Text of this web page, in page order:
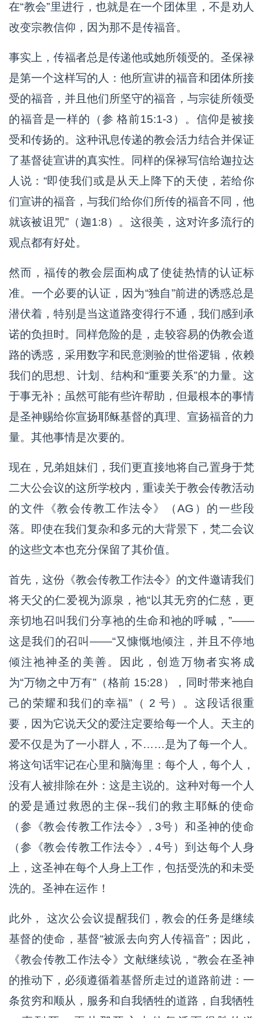
在“教会”里进行，也就是在一个团体里，不是劝人
改变宗教信仰，因为那不是传福音。
事实上，传福者总是传递他或她所领受的。圣保禄
是第一个这样写的人：他所宣讲的福音和团体所接
受的福音，并且他们所坚守的福音，与宗徒所领受
的福音是一样的（参 格前15:1-3）。信仰是被接
受和传扬的。这种讯息传递的教会活力结合并保证
了基督徒宣讲的真实性。同样的保禄写信给迦拉达
人说：“即使我们或是从天上降下的天使，若给你
们宣讲的福音，与我们给你们所传的福音不同，他
就该被诅咒”（迦1:8）。这很美，这对许多流行的
观点都有好处。
然而，福传的教会层面构成了使徒热情的认证标
准。一个必要的认证，因为“独自”前进的诱惑总是
潜伏着，特别是当这道路变得行不通，我们感到承
诺的负担时。同样危险的是，走较容易的伪教会道
路的诱惑，采用数字和民意测验的世俗逻辑，依赖
我们的思想、计划、结构和“重要关系”的力量。这
于事无补；虽然可能有些许帮助，但最根本的事情
是圣神赐给你宣扬耶稣基督的真理、宣扬福音的力
量。其他事情是次要的。
现在，兄弟姐妹们，我们更直接地将自己置身于梵
二大公会议的这所学校内，重读关于教会传教活动
的文件《教会传教工作法令》（AG）的一些段
落。即使在我们复杂和多元的大背景下，梵二会议
的这些文本也充分保留了其价值。
首先，这份《教会传教工作法令》的文件邀请我们
将天父的仁爱视为源泉，祂“以其无穷的仁慈，更
亲切地召叫我们分享祂的生命和祂的呼喊，”——
这是我们的召叫——“又慷慨地倾注，并且不停地
倾注祂神圣的美善。因此，创造万物者实将成
为“万物之中万有”（格前 15:28），同时带来祂自
己的荣耀和我们的幸福”（ 2 号）。这段话很重
要，因为它说天父的爱注定要给每一个人。天主的
爱不仅是为了一小群人，不……是为了每一个人。
将这句话牢记在心里和脑海里：每个人，每个人，
没有人被排除在外：这是主说的。这种对每一个人
的爱是通过救恩的主保--我们的救主耶稣的使命
（参《教会传教工作法令》, 3号）和圣神的使命
（参《教会传教工作法令》, 4号）到达每个人身
上，这圣神在每个人身上工作，包括受洗的和未受
洗的。圣神在运作！
此外， 这次公会议提醒我们，教会的任务是继续
基督的使命，基督“被派去向穷人传福音”；因此，
《教会传教工作法令》文献继续说，“教会在圣神
的推动下，必须遵循着基督所走过的道路前进：一
条贫穷和顺从，服务和自我牺牲的道路，自我牺牲